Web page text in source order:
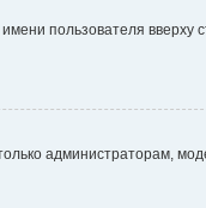
пользователя вверху
администраторам,